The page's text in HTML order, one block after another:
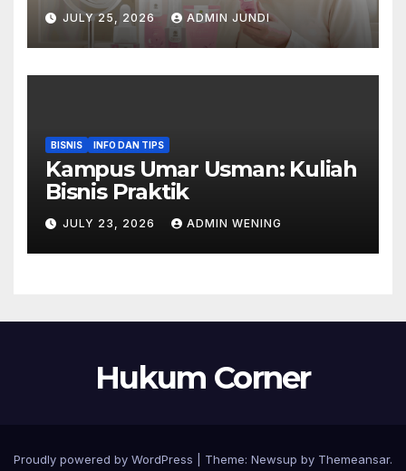
JULY 25, 2026 ADMIN JUNDI
BISNIS INFO DAN TIPS
Kampus Umar Usman: Kuliah
Bisnis Praktik
JULY 23, 2026 ADMIN WENING
Hukum Corner
Proudly powered by WordPress Theme: Newsup by Themeansar.